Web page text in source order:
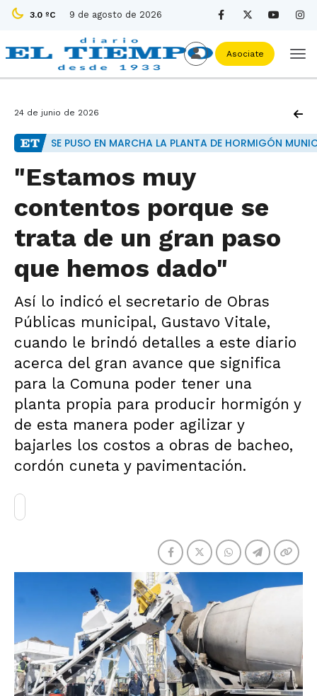
3.0 ºC 9 de agosto de 2026
Asociate
24 de junio de 2026
SE PUSO EN MARCHA LA PLANTA DE HORMIGÓN
"Estamos muy
contentos porque se
trata de un gran paso
que hemos dado"
Así lo indicó el secretario de Obras
Públicas municipal, Gustavo Vitale,
cuando le brindó detalles a este diario
acerca del gran avance que significa
para la Comuna poder tener una
planta propia para producir hormigón y
de esta manera poder agilizar y
bajarles los costos a obras de bacheo,
cordón cuneta y pavimentación.